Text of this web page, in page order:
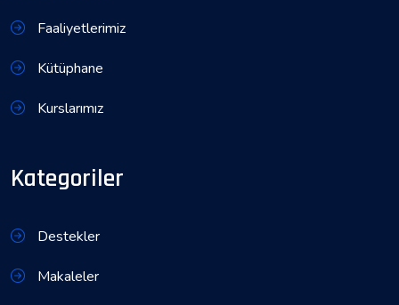
Faaliyetlerimiz
Kütüphane
Kurslarımız
Kategoriler
Destekler
Makaleler